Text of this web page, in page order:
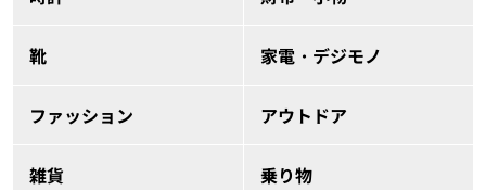
靴 家電・デジモノ
ファッション アウトドア
雑貨 乗り物